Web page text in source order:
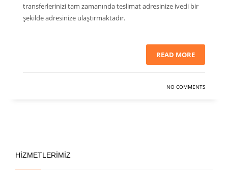
transferlerinizi tam zamanında teslimat adresinize ivedi bir
şekilde adresinize ulaştırmaktadır.
READ MORE
NO COMMENTS
HIZMETLERIMIZ